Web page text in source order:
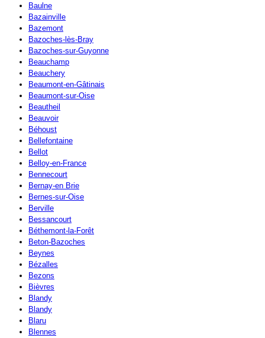
Baulne
Bazainville
Bazemont
Bazoches-lès-Bray
Bazoches-sur-Guyonne
Beauchamp
Beauchery
Beaumont-en-Gâtinais
Beaumont-sur-Oise
Beautheil
Beauvoir
Béhoust
Bellefontaine
Bellot
Belloy-en-France
Bennecourt
Bernay-en Brie
Bernes-sur-Oise
Berville
Bessancourt
Béthemont-la-Forêt
Beton-Bazoches
Beynes
Bézalles
Bezons
Bièvres
Blandy
Blandy
Blaru
Blennes